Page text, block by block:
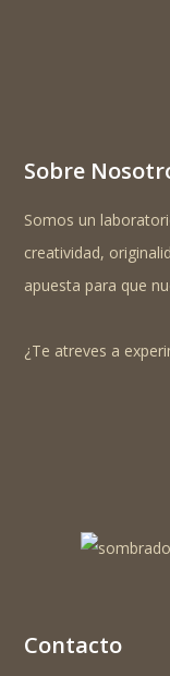
Sobre
Somos un
creatividad,
apuesta para que
¿Te atreves a
Contacto